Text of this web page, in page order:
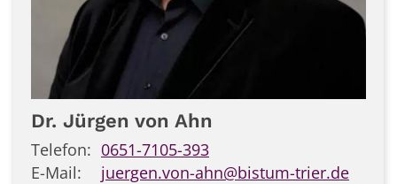
Dr. Jürgen von Ahn
Telefon: 0651-7105-393
E-Mail:
juergen.von-ahn@bistum-trier.de